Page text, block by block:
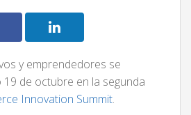
y emprendedores se
de octubre en la segunda
Innovation Summit.